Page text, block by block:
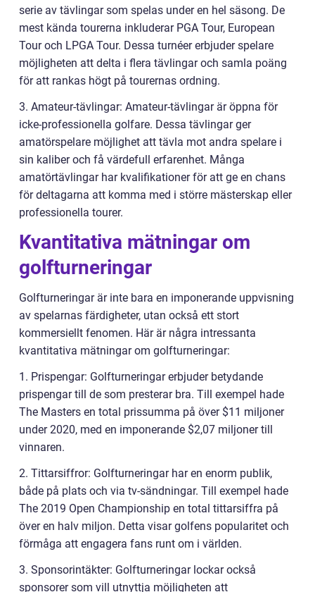
serie av tävlingar som spelas under en hel säsong. De
mest kända tourerna inkluderar PGA Tour, European
Tour och LPGA Tour. Dessa turnéer erbjuder spelare
möjligheten att delta i flera tävlingar och samla poäng
för att rankas högt på tourernas ordning.
3. Amateur-tävlingar: Amateur-tävlingar är öppna för
icke-professionella golfare. Dessa tävlingar ger
amatörspelare möjlighet att tävla mot andra spelare i
sin kaliber och få värdefull erfarenhet. Många
amatörtävlingar har kvalifikationer för att ge en chans
för deltagarna att komma med i större mästerskap eller
professionella tourer.
Kvantitativa mätningar om
golfturneringar
Golfturneringar är inte bara en imponerande uppvisning
av spelarnas färdigheter, utan också ett stort
kommersiellt fenomen. Här är några intressanta
kvantitativa mätningar om golfturneringar:
1. Prispengar: Golfturneringar erbjuder betydande
prispengar till de som presterar bra. Till exempel hade
The Masters en total prissumma på över $11 miljoner
under 2020, med en imponerande $2,07 miljoner till
vinnaren.
2. Tittarsiffror: Golfturneringar har en enorm publik,
både på plats och via tv-sändningar. Till exempel hade
The 2019 Open Championship en total tittarsiffra på
över en halv miljon. Detta visar golfens popularitet och
förmåga att engagera fans runt om i världen.
3. Sponsorintäkter: Golfturneringar lockar också
sponsorer som vill utnyttja möjligheten att